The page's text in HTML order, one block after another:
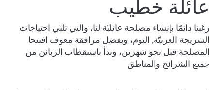
عائلة خطيب
رغبنا دائمًا بإنشاء مصلحة عائليّة لنا، والتي تلبّي احتياجات
الشريحة العربيّة, اليوم، وبفضل مرافقة معوف افتتحا
المصلحة قبل نحو شهرين، وبدأ باستقطاب الزبائن من
جميع الشرائح والمناطق